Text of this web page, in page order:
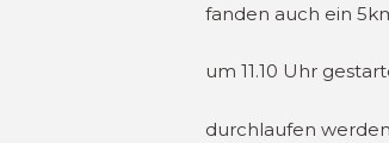
fanden auch ein
um 11.10 Uhr
durchlaufen